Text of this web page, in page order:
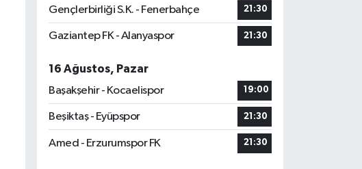
Gençlerbirliği S.K. - Fenerbahçe 21:30
Gaziantep FK - Alanyaspor 21:30
16 Ağustos, Pazar
Başakşehir - Kocaelispor
19:00
Beşiktaş - Eyüpspor 21:30
Amed - Erzurumspor FK 21:30